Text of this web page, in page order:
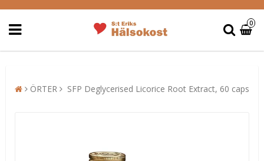
0
ÖRTER SFP Deglycerised Licorice Root Extract, 60 caps